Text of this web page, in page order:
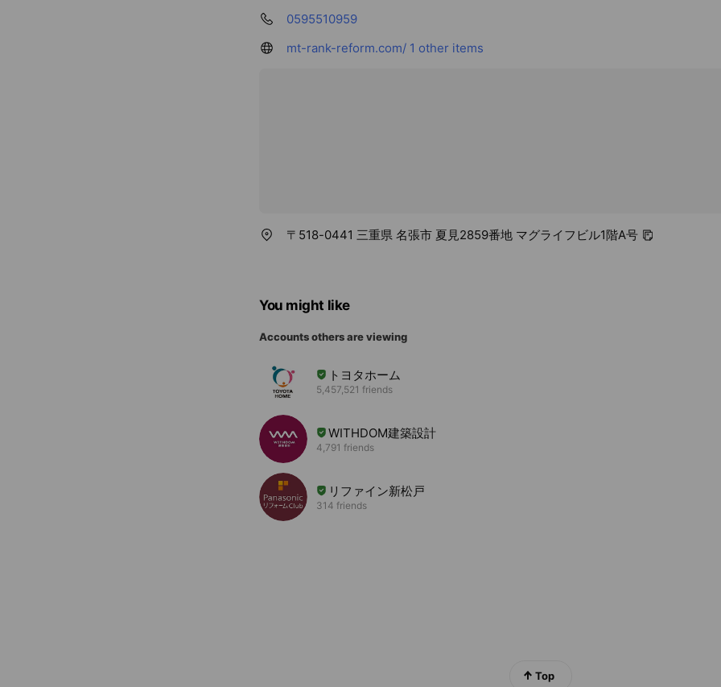
0595510959
mt-rank-reform.com/ 1 other items
〒518-0441 三重県 名張市 夏見2859番地 マグライフビル1階A号
You might like
Accounts others are viewing
トヨタホーム
5,457,521 friends
WITHDOM建築設計
4,791 friends
リファイン新松戸
314 friends
Top